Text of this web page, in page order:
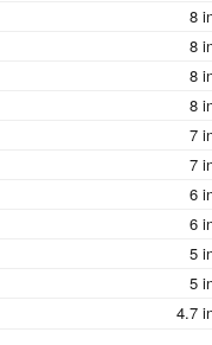
8
8
8
8
7
7
6
6
5
5
4.7